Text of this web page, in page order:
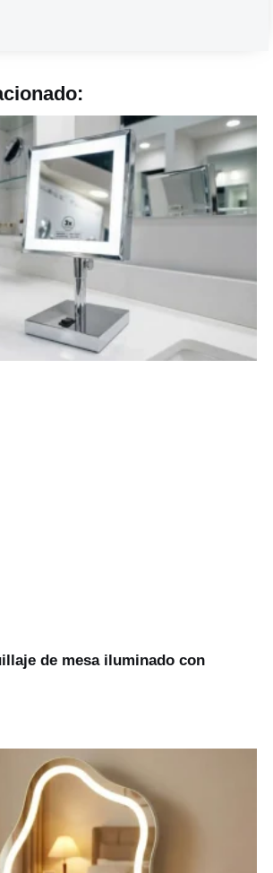
de mesa iluminado con